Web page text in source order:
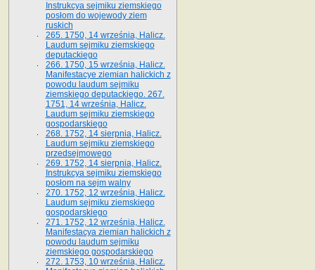
Instrukcya sejmiku ziemskiego
posłom do wojewody ziem
ruskich
265. 1750, 14 września, Halicz.
Laudum sejmiku ziemskiego
deputackiego
266. 1750, 15 września, Halicz.
Manifestacye ziemian halickich z
powodu laudum sejmiku
ziemskiego deputackiego. 267.
1751, 14 września, Halicz.
Laudum sejmiku ziemskiego
gospodarskiego
268. 1752, 14 sierpnia, Halicz.
Laudum sejmiku ziemskiego
przedsejmowego
269. 1752, 14 sierpnia, Halicz.
Instrukcya sejmiku ziemskiego
posłom na sejm walny
270. 1752, 12 września, Halicz.
Laudum sejmiku ziemskiego
gospodarskiego
271. 1752, 12 września, Halicz.
Manifestacya ziemian halickich z
powodu laudum sejmiku
ziemskiego gospodarskiego
272. 1753, 10 września, Halicz.